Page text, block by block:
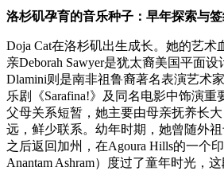
洛杉矶孕育的音乐种子：早年探索与
Doja Cat在洛杉矶出生成长。她的艺术
亲Deborah Sawyer是犹太裔美国平面设
Dlamini则是南非祖鲁裔著名表演艺术
乐剧《Sarafina!》及同名电影中饰演重
父母关系短暂，她主要由母亲抚养长
远，鲜少联系。幼年时期，她曾随外祖
之后返回加州，在Agoura Hills的一个
Anantam Ashram）度过了童年时光，